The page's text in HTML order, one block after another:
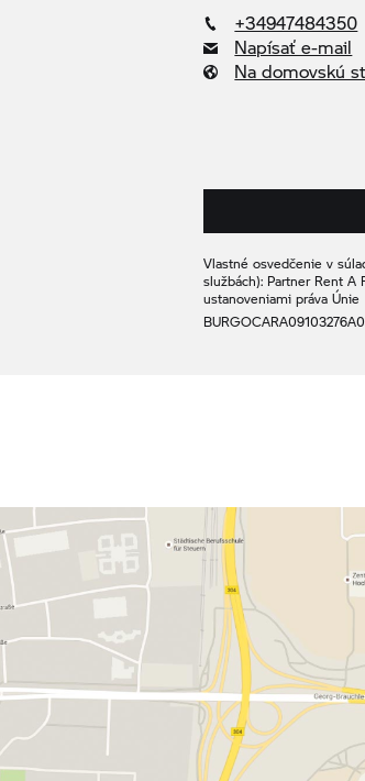
+34947484350
Napísať e-mail
Na domovskú
Vlastné osvedčenie v
službách): Partner Rent A
ustanoveniami práva Únie
BURGOCARA09103276